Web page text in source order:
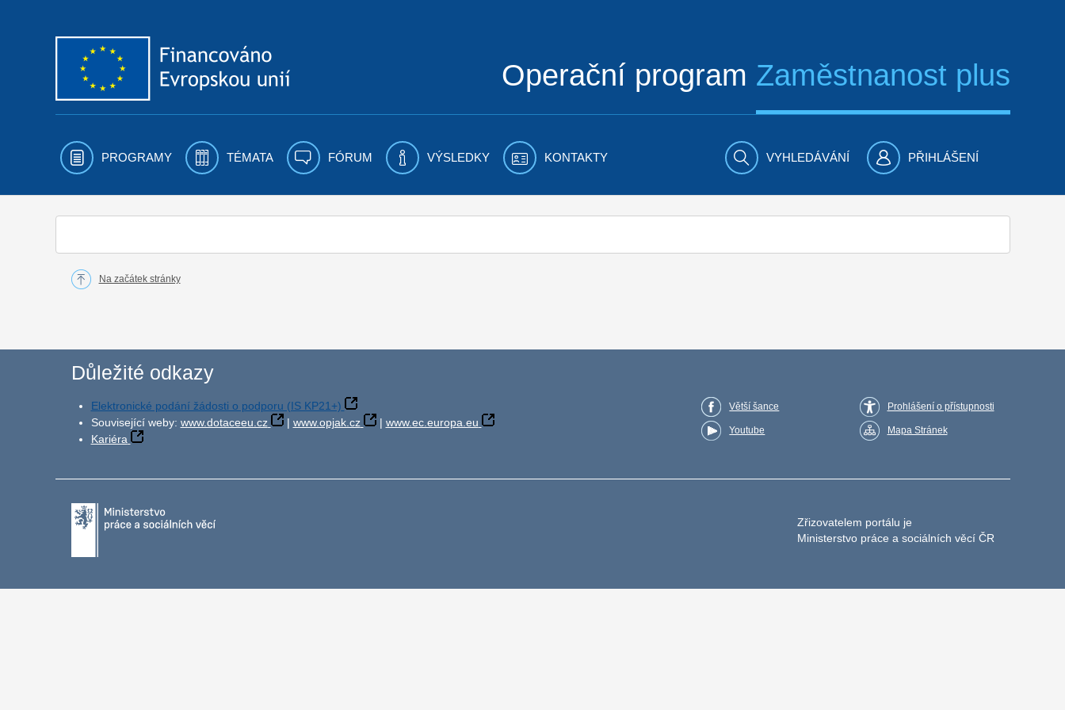
Operační program Zaměstnanost plus
PROGRAMY TÉMATA FÓRUM VÝSLEDKY KONTAKTY VYHLEDÁVÁNÍ PŘIHLÁŠENÍ
Na začátek stránky
Důležité odkazy
Elektronické podání žádosti o podporu (IS KP21+)
Související weby: www.dotaceeu.cz | www.opjak.cz | www.ec.europa.eu
Kariéra
Větší šance
Youtube
Prohlášení o přístupnosti
Mapa Stránek
Zřizovatelem portálu je
Ministerstvo práce a sociálních věcí ČR